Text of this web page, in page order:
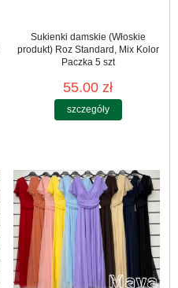
Sukienki damskie (Włoskie
produkt) Roz Standard, Mix Kolor
Paczka 5 szt
55.00 zł
szczegóły